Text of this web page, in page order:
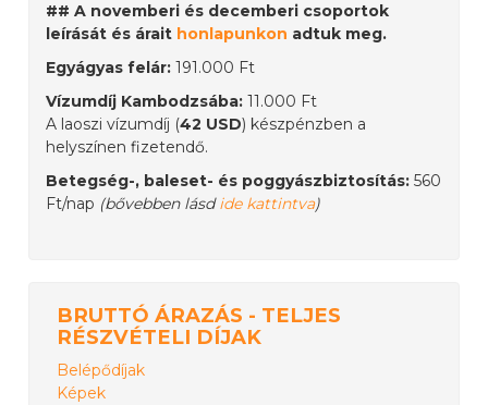
## A novemberi és decemberi csoportok
leírását és árait honlapunkon adtuk meg.
Egyágyas felár: 191.000 Ft
Vízumdíj Kambodzsába: 11.000 Ft
A laoszi vízumdíj (42 USD) készpénzben a
helyszínen fizetendő.
Betegség-, baleset- és poggyászbiztosítás: 560
Ft/nap (bővebben lásdide kattintva)
BRUTTÓ ÁRAZÁS - TELJES
RÉSZVÉTELI DÍJAK
Belépődíjak
Képek